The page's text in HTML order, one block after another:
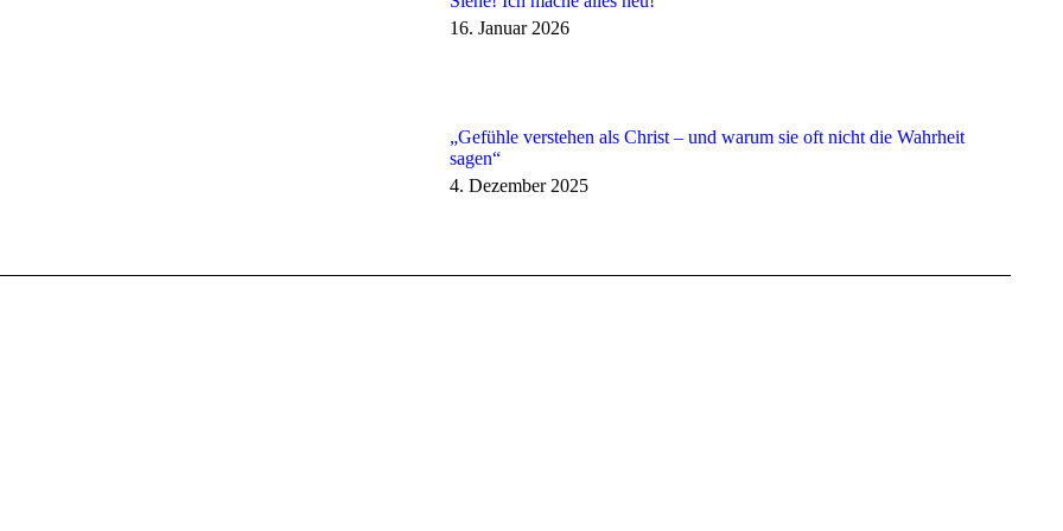
16. Januar 2026
„Gefühle verstehen als Christ – und warum sie oft nicht die Wahrheit
sagen“
4. Dezember 2025